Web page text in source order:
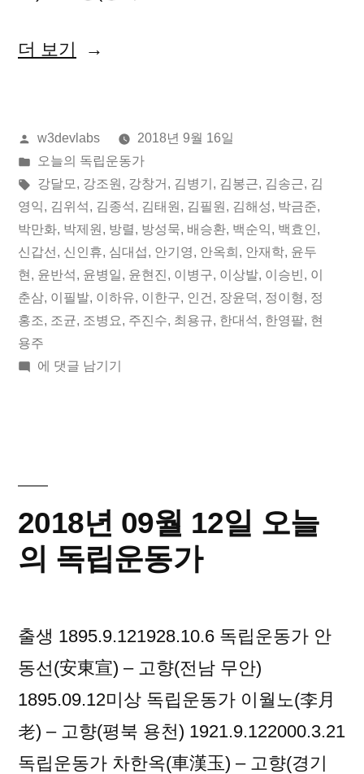
더 보기 “2018
월
16
일
오
늘
의
립
올
린
이:
w3devlabs
2018년 9월 16일
게
시
됨:
오늘의 독립운동가
태
그:
강달모 , 강조원 , 강창거 , 김병기 , 김봉근, 김송근, 김
영익, 김위석, 김종석, 김태원 , 김필원 , 김해성, 박금준,
박만화, 박제원 , 방렬, 방성묵, 배승환, 백순익, 백효인 ,
신갑선 , 신인휴, 심대섭, 안기영, 안옥희 , 안재학, 윤두
현 , 윤반석, 윤병일, 윤현진 , 이병구, 이상발, 이승빈 , 이
춘삼, 이필발, 이하유, 이한구, 인건 , 장윤덕, 정이형, 정
홍조, 조균, 조병요, 주진수, 최용규, 한대석, 한영팔, 현
용주
2018
늘
의
독
동
가
에 댓글 남기기
2018년 09월 12일 오늘
의 독립운동가
출생 1895.9.121928.10.6 독립운동가 안
동선(安東宣) – 고향(전남 무안)
1895.09.12미상 독립운동가 이월노(李月
老) – 고향(평북 용천) 1921.9.122000.3.21
독립운동가 차한옥(車漢玉) – 고향(경기